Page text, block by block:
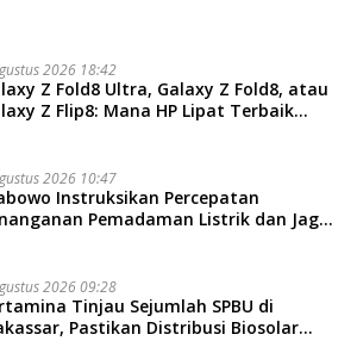
2026 18:42
Z Fold8 Ultra, Galaxy Z Fold8, atau
Z Flip8: Mana HP Lipat Terbaik
2026 10:47
Instruksikan Percepatan
Pemadaman Listrik dan Jaga
2026 09:28
Tinjau Sejumlah SPBU di
Pastikan Distribusi Biosolar